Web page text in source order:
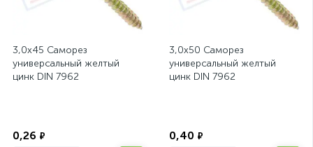
3,0х45 Саморез
универсальный желтый
цинк DIN 7962
0,26 ₽
3,0х50 Саморез
универсальный желтый
цинк DIN 7962
0,40 ₽